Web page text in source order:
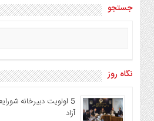
جستجو
نگاه روز
5 اولویت دبیرخانه
آزاد